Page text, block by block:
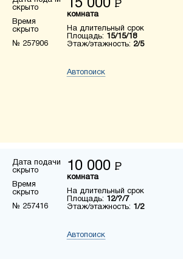
скрыто
Время
скрыто
№ 257906
15 000 Р
комната
На длительный срок
Площадь: 15/15/18
Этаж/этажность: 2/5
Автопоиск
Дата подачи
скрыто
Время
скрыто
№ 257416
10 000 Р
комната
На длительный срок
Площадь: 12/?/7
Этаж/этажность: 1/2
Автопоиск